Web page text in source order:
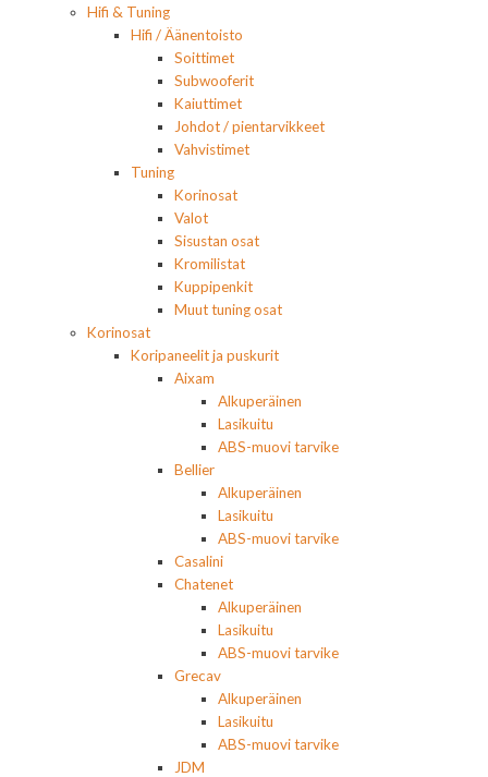
Hifi & Tuning
Hifi / Äänentoisto
Soittimet
Subwooferit
Kaiuttimet
Johdot / pientarvikkeet
Vahvistimet
Tuning
Korinosat
Valot
Sisustan osat
Kromilistat
Kuppipenkit
Muut tuning osat
Korinosat
Koripaneelit ja puskurit
Aixam
Alkuperäinen
Lasikuitu
ABS-muovi tarvike
Bellier
Alkuperäinen
Lasikuitu
ABS-muovi tarvike
Casalini
Chatenet
Alkuperäinen
Lasikuitu
ABS-muovi tarvike
Grecav
Alkuperäinen
Lasikuitu
ABS-muovi tarvike
JDM